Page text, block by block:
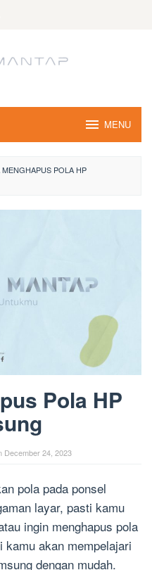
MENU
MENGHAPUS POLA HP
Pola HP
December 24, 2023
pola pada ponsel
layar, pasti kamu
ingin menghapus pola
akan mempelajari
dengan mudah.